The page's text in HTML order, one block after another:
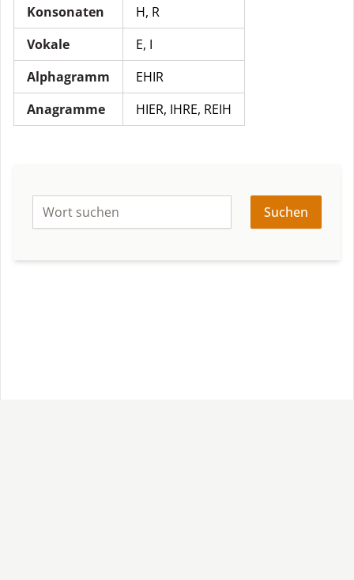
Konsonaten
H, R
Vokale
E, I
Alphagramm
EHIR
Anagramme
HIER, IHRE, REIH
Suchen